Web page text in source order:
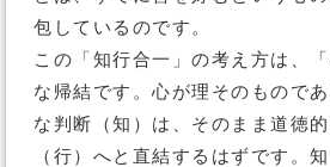
包しているのです。
この「知行合一」の考え方は、
な帰結です。心が理そのもので
な判断（知）は、そのまま道徳
（行）へと直結するはずです。